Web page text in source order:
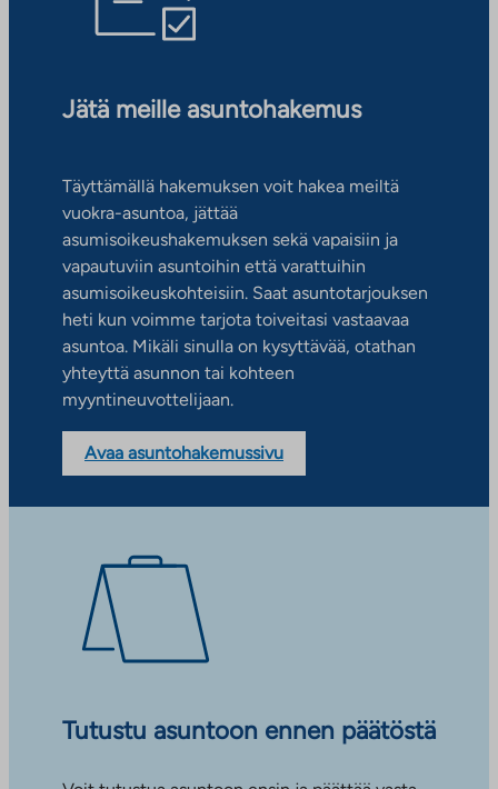
Jätä meille asuntohakemus
Täyttämällä hakemuksen voit hakea meiltä
vuokra-asuntoa, jättää
asumisoikeushakemuksen sekä vapaisiin ja
vapautuviin asuntoihin että varattuihin
asumisoikeuskohteisiin. Saat asuntotarjouksen
heti kun voimme tarjota toiveitasi vastaavaa
asuntoa. Mikäli sinulla on kysyttävää, otathan
yhteyttä asunnon tai kohteen
myyntineuvottelijaan.
Avaa asuntohakemussivu
Tutustu asuntoon ennen päätöstä